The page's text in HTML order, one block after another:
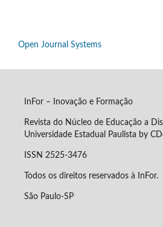
Open Journal Systems
InFor – Inovação e Formação
Revista do Núcleo de Educação a
Universidade Estadual Paulista by
ISSN 2525-3476
Todos os direitos reservados à InFor.
São Paulo-SP